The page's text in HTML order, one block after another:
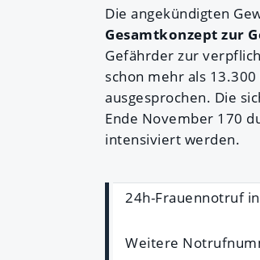
Die angekündigten
Gesamtkonzept zur
Gefährder zur
schon mehr als 13.300
ausgesprochen. Die
Ende November 170
intensiviert werden.
24h-Frauennotruf
Weitere